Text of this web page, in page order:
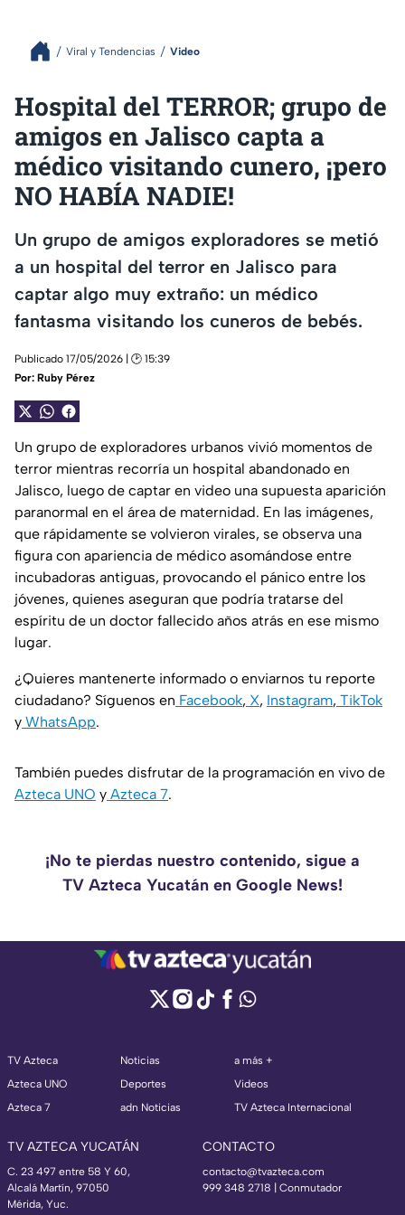
Viral y Tendencias Video
Hospital del TERROR; grupo de
amigos en Jalisco capta a
médico visitando cunero, ¡pero
NO HABÍA NADIE!
Un grupo de amigos exploradores se metió
a un hospital del terror en Jalisco para
captar algo muy extraño: un médico
fantasma visitando los cuneros de bebés.
Publicado 17/05/2026 | 🕑 15:39
Por: Ruby Pérez
Un grupo de exploradores urbanos vivió momentos de
terror mientras recorría un hospital abandonado en
Jalisco, luego de captar en video una supuesta aparición
paranormal en el área de maternidad. En las imágenes,
que rápidamente se volvieron virales, se observa una
figura con apariencia de médico asomándose entre
incubadoras antiguas, provocando el pánico entre los
jóvenes, quienes aseguran que podría tratarse del
espíritu de un doctor fallecido años atrás en ese mismo
lugar.
¿Quieres mantenerte informado o enviarnos tu reporte
ciudadano? Síguenos en Facebook, X, Instagram, TikTok
y WhatsApp.
También puedes disfrutar de la programación en vivo de
Azteca UNO y Azteca 7.
¡No te pierdas nuestro contenido, sigue a
TV Azteca Yucatán en Google News!
TV Azteca
Azteca UNO
Azteca 7
Noticias
Deportes
adn Noticias
a más +
Videos
TV Azteca Internacional
TV AZTECA YUCATÁN
C. 23 497 entre 58 Y 60,
Alcalá Martín, 97050
Mérida, Yuc.
CONTACTO
contacto@tvazteca.com
999 348 2718 | Conmutador